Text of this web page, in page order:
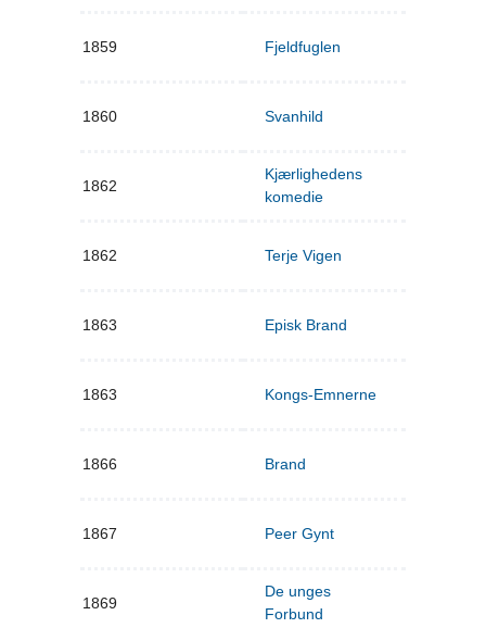
1859 Fjeldfuglen
1860 Svanhild
1862
Kjærlighedens
komedie
1862 Terje Vigen
1863 Episk Brand
1863 Kongs-Emnerne
1866 Brand
1867 Peer Gynt
1869
De unges
Forbund